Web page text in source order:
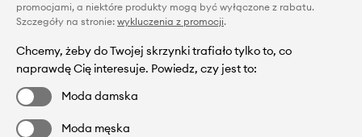
promocjami, a niektóre produkty mogą być wyłączone z rabatu.
Szczegóły na stronie: wykluczenia z promocji.
Chcemy, żeby do Twojej skrzynki trafiało tylko to, co
naprawdę Cię interesuje. Powiedz, czy jest to:
Moda damska
Moda męska